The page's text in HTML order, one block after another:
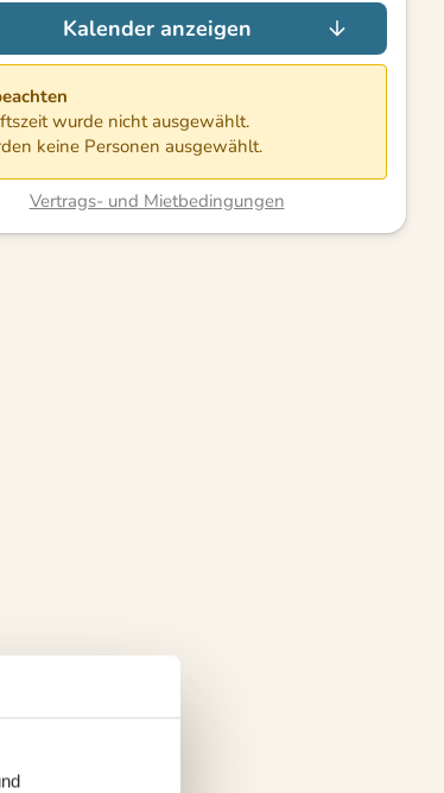
Kalender anzeigen
wurde nicht ausgewählt.
keine Personen ausgewählt.
Vertrags- und Mietbedingungen